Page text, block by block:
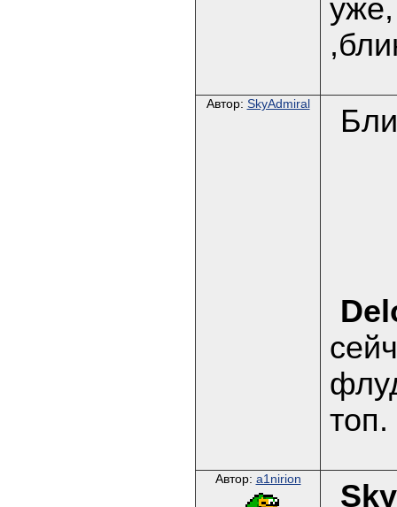
Автор: SkyAdmiral
топ.
Автор: a1nirion